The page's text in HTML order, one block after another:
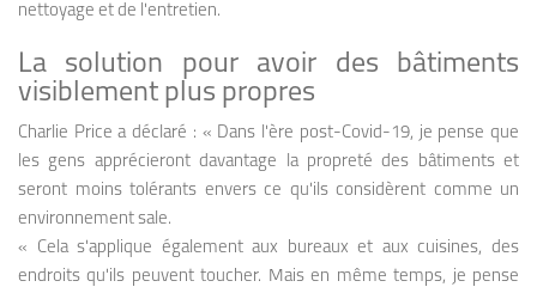
nettoyage et de l'entretien.
La solution pour avoir des bâtiments
visiblement plus propres
Charlie Price a déclaré : « Dans l'ère post-Covid-19, je pense que
les gens apprécieront davantage la propreté des bâtiments et
seront moins tolérants envers ce qu'ils considèrent comme un
environnement sale.
« Cela s'applique également aux bureaux et aux cuisines, des
endroits qu'ils peuvent toucher. Mais en même temps, je pense